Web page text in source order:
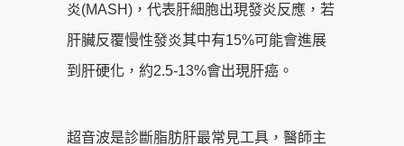
炎(MASH)，代表肝細胞出現發炎反應，若
肝臟反覆慢性發炎其中有15%可能會進展
到肝硬化，約2.5-13%會出現肝癌。
超音波是診斷脂肪肝最常見工具，醫師主